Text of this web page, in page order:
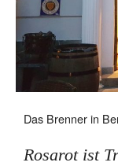
Das Brenner in
Rosarot ist